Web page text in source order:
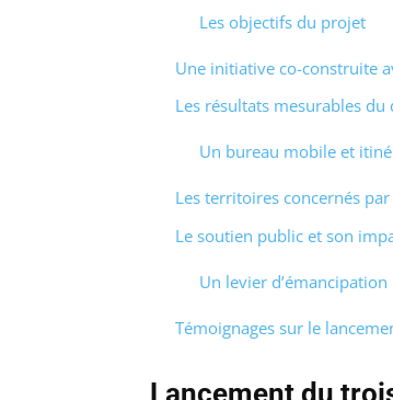
Les objectifs du projet
Une initiative co-construite
Les résultats mesurables du
Un bureau mobile et
Les territoires concernés
Le soutien public et son
Un levier
Témoignages sur le
Lancement du